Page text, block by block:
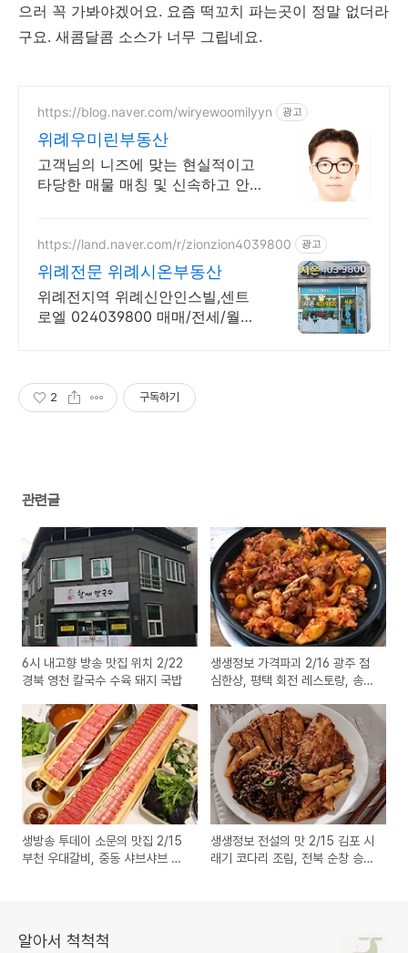
으러 꼭 가봐야겠어요. 요즘 떡꼬치 파는곳이 정말 없더라
구요. 새콤달콤 소스가 너무 그립네요.
https://blog.naver.com/wiryewoomilyyn 광고
위례우미린부동산
고객님의 니즈에 맞는 현실적이고
타당한 매물 매칭 및 신속하고 안
https://land.naver.com/r/zionzion4039800 광고
위례전문 위례시온부동산
위례전지역 위례신안인스빌,센트
로엘 024039800 매매/전세/월세
2 구독하기
관련글
6시 내고향 방송 맛집 위치 2/22
경북 영천 칼국수 수육 돼지 국밥
생생정보 가격파괴 2/16 광주 점
심한상, 평택 회전 레스토랑, 송탄
생방송 투데이 소문의 맛집 2/15
부천 우대갈비, 중동 샤브샤브 샤
생생정보 전설의 맛 2/15 김포 시
래기 코다리 조림, 전북 순창 승진
알아서 척척척